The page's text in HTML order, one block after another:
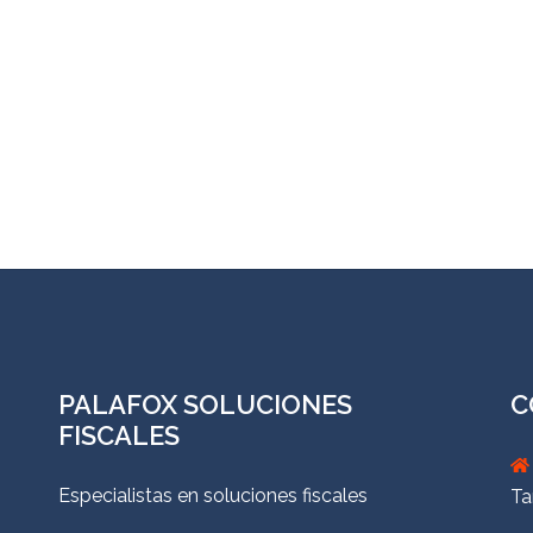
PALAFOX SOLUCIONES
FISCALES
Especialistas en soluciones fiscales